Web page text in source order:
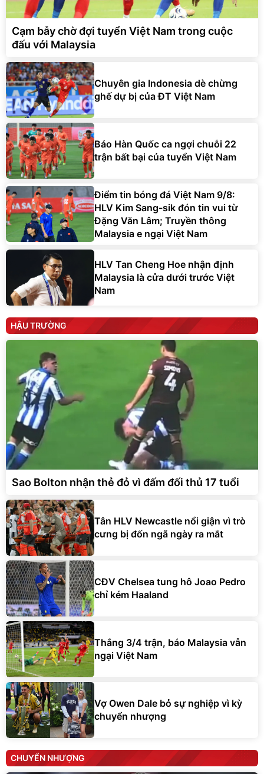
Cạm bẫy chờ đợi tuyển Việt Nam trong cuộc
đấu với Malaysia
Chuyên gia Indonesia dè chừng
ghế dự bị của ĐT Việt Nam
Báo Hàn Quốc ca ngợi chuỗi 22
trận bất bại của tuyển Việt Nam
Điểm tin bóng đá Việt Nam 9/8:
HLV Kim Sang-sik đón tin vui từ
Đặng Văn Lâm; Truyền thông
Malaysia e ngại Việt Nam
HLV Tan Cheng Hoe nhận định
Malaysia là cửa dưới trước Việt
Nam
HẬU TRƯỜNG
Sao Bolton nhận thẻ đỏ vì đấm đối thủ 17 tuổi
Tân HLV Newcastle nổi giận vì trò
cưng bị đốn ngã ngày ra mắt
CĐV Chelsea tung hô Joao Pedro
chỉ kém Haaland
Thắng 3/4 trận, báo Malaysia vẫn
ngại Việt Nam
Vợ Owen Dale bỏ sự nghiệp vì kỳ
chuyển nhượng
CHUYỂN NHƯỢNG